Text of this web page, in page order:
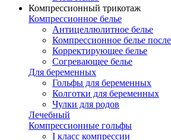
Компрессионный трикотаж
Компрессионное белье
Антицеллюлитное белье
Компрессионное белье
Корректирующее белье
Согревающее белье
Для беременных
Гольфы для беременных
Колготки для беременных
Чулки для родов
Лечебный
Компрессионные гольфы
I класс компрессии